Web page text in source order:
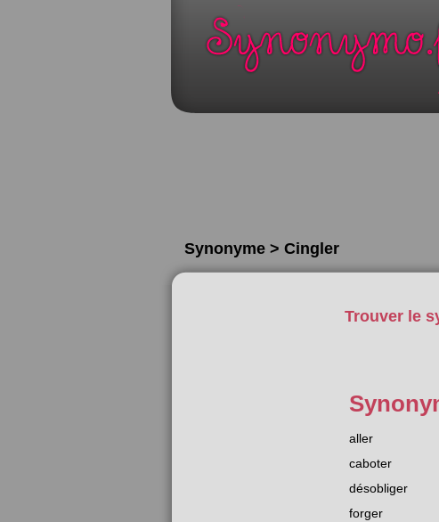
Synonyme > Cingler
Trouver le
aller
caboter
désobliger
forger